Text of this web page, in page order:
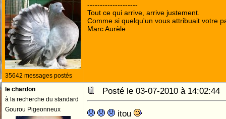
35642 messages postés
--------------------
Tout ce qui arrive, arrive justement.
Comme si quelqu'un vous attribuait votre
Marc Aurèle
le chardon
à la recherche du standard
Gourou Pigeonneux
Posté le 03-07-2010 à
itou